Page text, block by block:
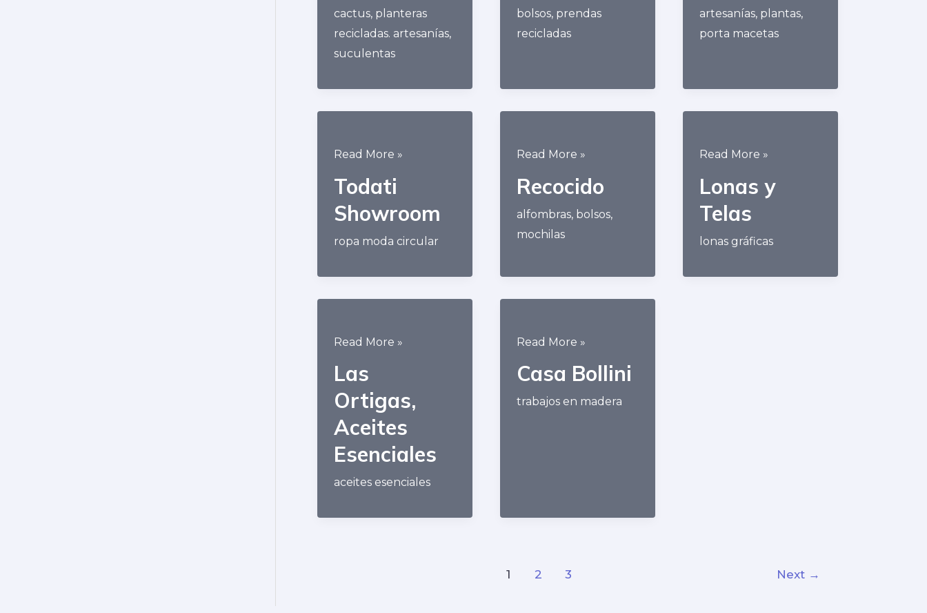
cactus, planteras
recicladas. artesanías,
suculentas
bolsos, prendas
recicladas
artesanías, plantas,
porta macetas
Todati
Read More »
Todati
Showroom
ropa moda circular
Recocido
Read More »
Recocido
alfombras, bolsos,
mochilas
Lonas
Telas
Read More »
Lonas y
Telas
lonas gráficas
Las
Aceites
Esenciales​
Read More »
Las
Ortigas,
Aceites
Esenciales​
aceites esenciales
Casa
Read More »
Casa Bollini​
trabajos en madera
1 2 3 Next →